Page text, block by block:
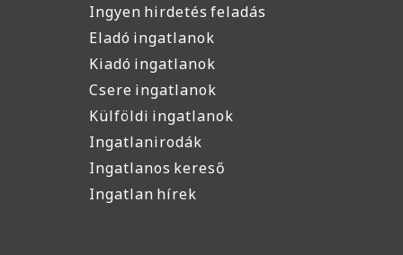
Ingyen hirdetés feladás
Eladó ingatlanok
Kiadó ingatlanok
Csere ingatlanok
Külföldi ingatlanok
Ingatlanirodák
Ingatlanos kereső
Ingatlan hírek